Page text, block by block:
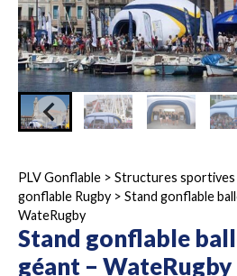
PLV Gonflable > Structures sportives
gonflable Rugby > Stand gonflable
WateRugby
Stand gonflable
géant – WateRugby